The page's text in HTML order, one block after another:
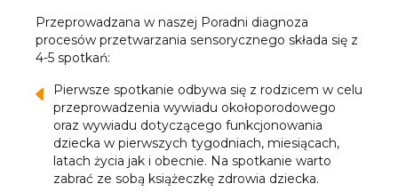
Przeprowadzana w naszej Poradni diagnoza
procesów przetwarzania sensorycznego składa się z
4-5 spotkań:
Pierwsze spotkanie odbywa się z rodzicem w celu
przeprowadzenia wywiadu okołoporodowego
oraz wywiadu dotyczącego funkcjonowania
dziecka w pierwszych tygodniach, miesiącach,
latach życia jak i obecnie. Na spotkanie warto
zabrać ze sobą książeczkę zdrowia dziecka.